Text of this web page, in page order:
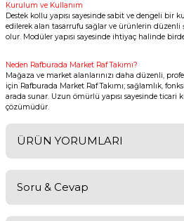
Kurulum ve Kullanım
Destek kollu yapısı sayesinde sabit ve dengeli bir
edilerek alan tasarrufu sağlar ve ürünlerin düzenli
olur. Modüler yapısı sayesinde ihtiyaç halinde
Neden Rafburada Market Raf Takımı?
Mağaza ve market alanlarınızı daha düzenli,
için Rafburada Market Raf Takımı; sağlamlık,
arada sunar. Uzun ömürlü yapısı sayesinde ticari
çözümüdür.
ÜRÜN YORUMLARI
Soru & Cevap